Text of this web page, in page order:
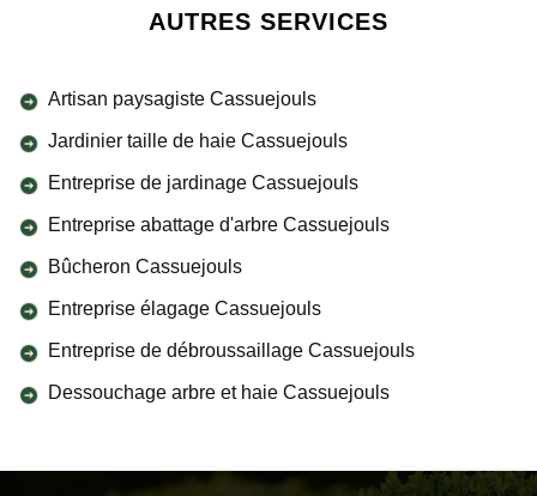
AUTRES SERVICES
Artisan paysagiste Cassuejouls
Jardinier taille de haie Cassuejouls
Entreprise de jardinage Cassuejouls
Entreprise abattage d'arbre Cassuejouls
Bûcheron Cassuejouls
Entreprise élagage Cassuejouls
Entreprise de débroussaillage Cassuejouls
Dessouchage arbre et haie Cassuejouls